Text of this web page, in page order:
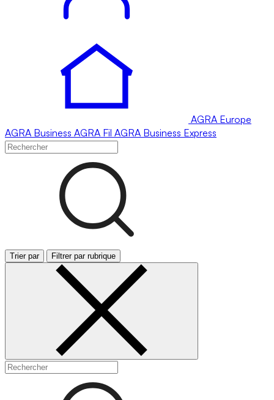
AGRA Europe
AGRA Business AGRA Fil AGRA Business Express
Trier par Filtrer par rubrique